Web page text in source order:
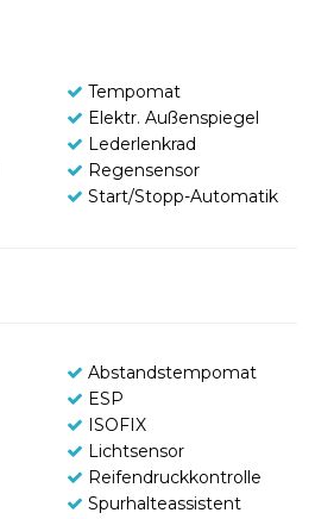
Tempomat
Elektr. Außenspiegel
Lederlenkrad
Regensensor
Start/Stopp-Automatik
Abstandstempomat
ESP
ISOFIX
Lichtsensor
Reifendruckkontrolle
Spurhalteassistent